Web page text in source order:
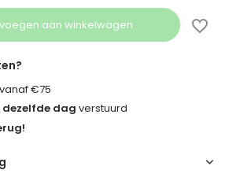
aan winkelwagen
€75
dezelfde dag verstuurd